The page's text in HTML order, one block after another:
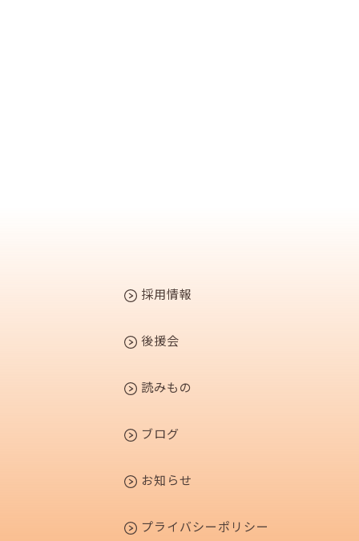
採用情報
後援会
読みもの
ブログ
お知らせ
プライバシーポリシー